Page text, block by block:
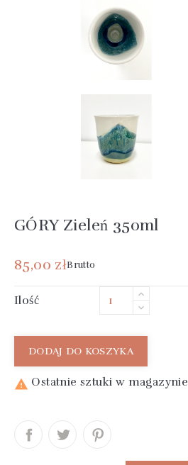
GÓRY Zieleń 350ml
85,00 złBrutto
Ilość
DODAJ DO KOSZYKA
 Ostatnie sztuki w magazynie